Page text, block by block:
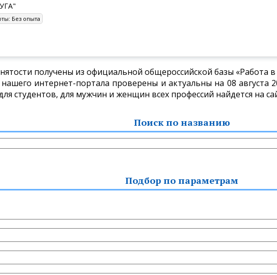
Без опыта
получены из официальной общероссийской базы
интернет-портала проверены и актуальны на 08 августа
студентов, для мужчин и женщин всех профессий найдется на
Поиск по названию
Подбор по параметрам